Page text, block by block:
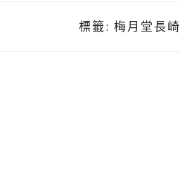
標籤: 梅月堂長崎